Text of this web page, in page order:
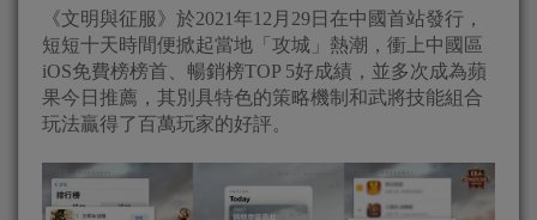
《文明與征服》於2021年12月29日在中國首站發行，
短短十天時間便掀起當地「攻城」熱潮，衝上中國區
iOS免費榜榜首、暢銷榜TOP 5好成績，並多次成為蘋
果今日推薦，其別具特色的策略機制和武將技能組合
玩法贏得了百萬玩家的好評。